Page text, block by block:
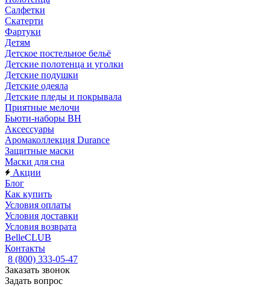
Салфетки
Скатерти
Фартуки
Детям
Детское постельное бельё
Детские полотенца и уголки
Детские подушки
Детские одеяла
Детские пледы и покрывала
Приятные мелочи
Бьюти-наборы ВН
Аксессуары
Аромаколлекция Durance
Защитные маски
Маски для сна
Акции
Блог
Как купить
Условия оплаты
Условия доставки
Условия возврата
BelleCLUB
Контакты
8 (800) 333-05-47
Заказать звонок
Задать вопрос